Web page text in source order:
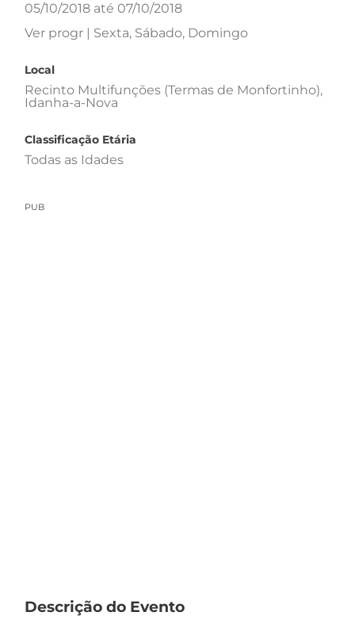
05/10/2018 até 07/10/2018
Ver progr | Sexta, Sábado, Domingo
Local
Recinto Multifunções (Termas de Monfortinho),
Idanha-a-Nova
Classificação Etária
Todas as Idades
PUB
Descrição do Evento